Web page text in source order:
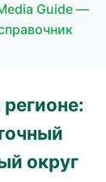
Guide —
округ